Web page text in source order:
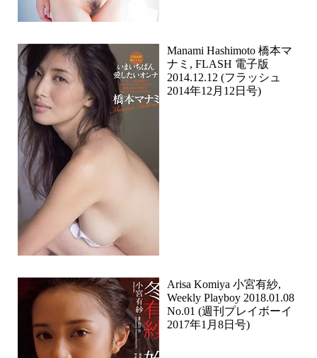
Manami Hashimoto 橋本マ
ナミ, FLASH 電子版
2014.12.12 (フラッシュ
2014年12月12日号)
Arisa Komiya 小宮有紗,
Weekly Playboy 2018.01.08
No.01 (週刊プレイボーイ
2017年1月8日号)